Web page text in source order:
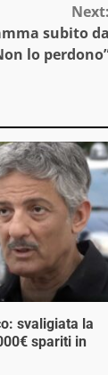
subito
lo
svaligiata la
spariti in